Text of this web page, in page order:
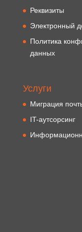
Реквизиты
Электронный
Политика
данных
Услуги
Миграция
IT-аутсорсинг